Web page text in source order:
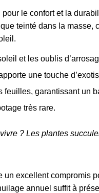
le confort et la
teinté dans la
et les oublis
une touche
feuilles, garantissant un
très rare.
? Les plantes
un excellent compromis
annuel suffit à